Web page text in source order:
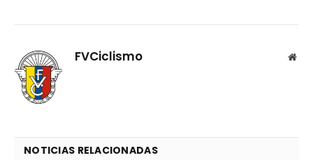
FVCiclismo
NOTICIAS RELACIONADAS